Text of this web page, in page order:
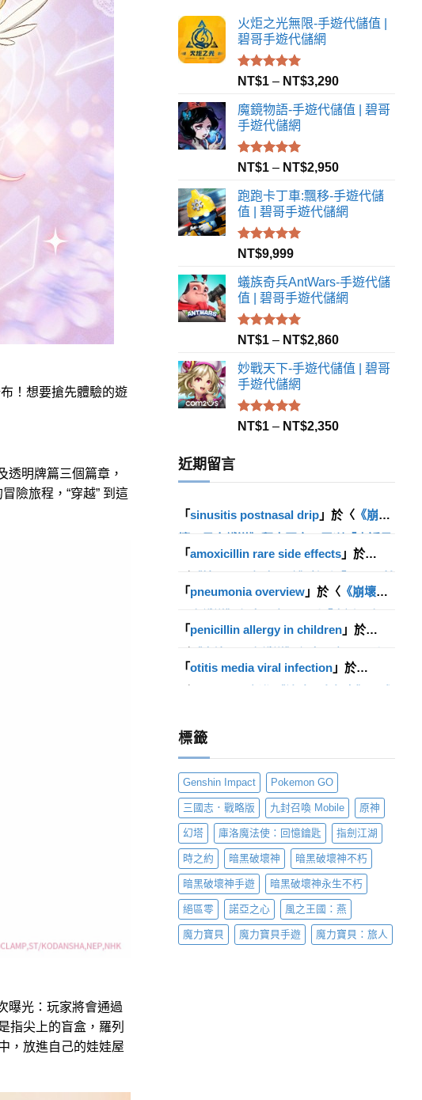
！想要搶先體驗的遊
明牌篇三個篇章，
險旅程，“穿越” 到這
光：玩家將會通過
指尖上的盲盒，羅列
，放進自己的娃娃屋
火炬之光無限-手遊代儲值 |
碧哥手遊代儲網
評分 5.00
NT$1 – NT$3,290
魔鏡物語-手遊代儲值 | 碧哥
手遊代儲網
評分 5.00
NT$1 – NT$2,950
跑跑卡丁車:飄移-手遊代儲
值 | 碧哥手遊代儲網
評分 5.00
NT$9,999
蟻族奇兵AntWars-手遊代儲
值 | 碧哥手遊代儲網
評分 5.00
NT$1 – NT$2,860
妙戰天下-手遊代儲值 | 碧哥
手遊代儲網
評分 4.85
NT$1 – NT$2,350
近期留言
「sinusitis postnasal drip 」於〈 《崩
穹」影片及一系列活動〉發佈留言
「amoxicillin rare side effects 」於
攝宣傳影片 釋出裝備成長系統介紹〉發佈
「 pneumonia overview 」於〈 《崩壞：
影片及一系列活動〉發佈留言
「 penicillin allergy in children 」於
「走近星穹」影片及一系列活動 〉發佈留
「otitis media viral infection 」於
殺」活動
標籤
Genshin Impact Pokemon GO
三國志．戰略版 九封召喚 Mobile 原神
幻塔 庫洛魔法使：回憶鑰匙 指劍江湖
時之約 暗黑破壞神 暗黑破壞神不朽
暗黑破壞神手遊 暗黑破壞神永生不朽
絕區零 諾亞之心 風之王國：燕
魔力寶貝 魔力寶貝手遊 魔力寶貝：旅人